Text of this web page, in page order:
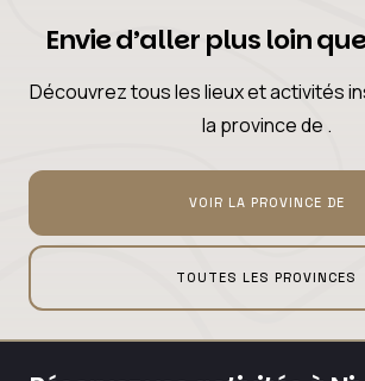
Envie d’aller plus loin
Découvrez tous les lieux et activités
la province de .
VOIR LA PROVINCE DE
TOUTES LES PROVINCES